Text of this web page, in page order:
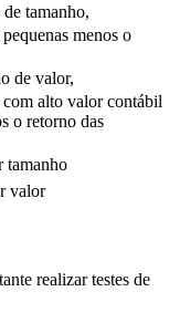
tamanho,
menos o
de valor,
com alto valor contábil
o retorno das
tamanho
valor
realizar testes de